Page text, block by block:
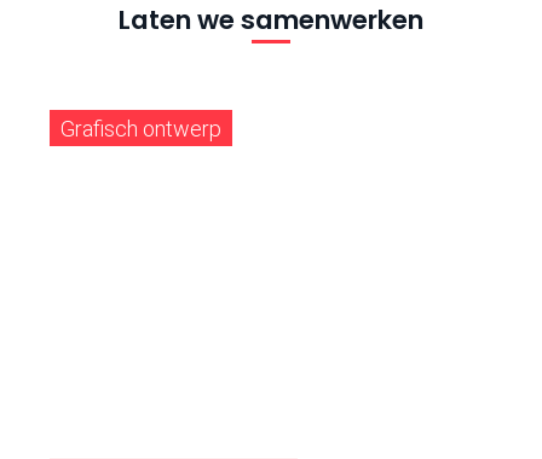
Laten we samenwerken
Grafisch ontwerp